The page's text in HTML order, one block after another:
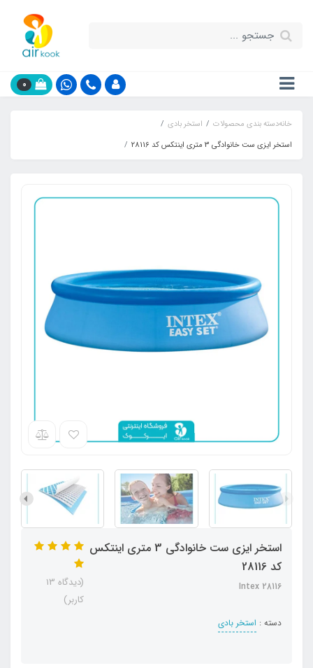
0
خانهدسته بندی محصولات
استخر بادی
استخر ایزی ست خانوادگی 3 متری اینتکس کد 28116
استخر ایزی ست خانوادگی 3 متری اینتکس
کد 28116
Intex 28116
دسته : استخر بادی
(دیدگاه 13
کاربر)